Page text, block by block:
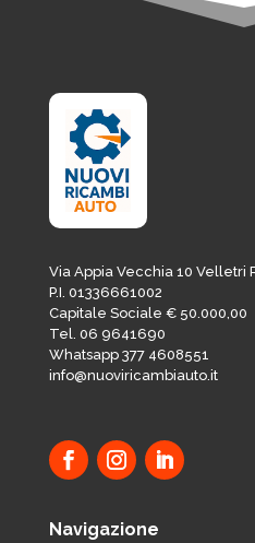
Via Appia Vecchia 10 Velletri
P.I. 01336661002
Capitale Sociale € 50.000,00
Tel. 06 9641690
Whatsapp 377 4608551
info@nuoviricambiauto.it
Navigazione